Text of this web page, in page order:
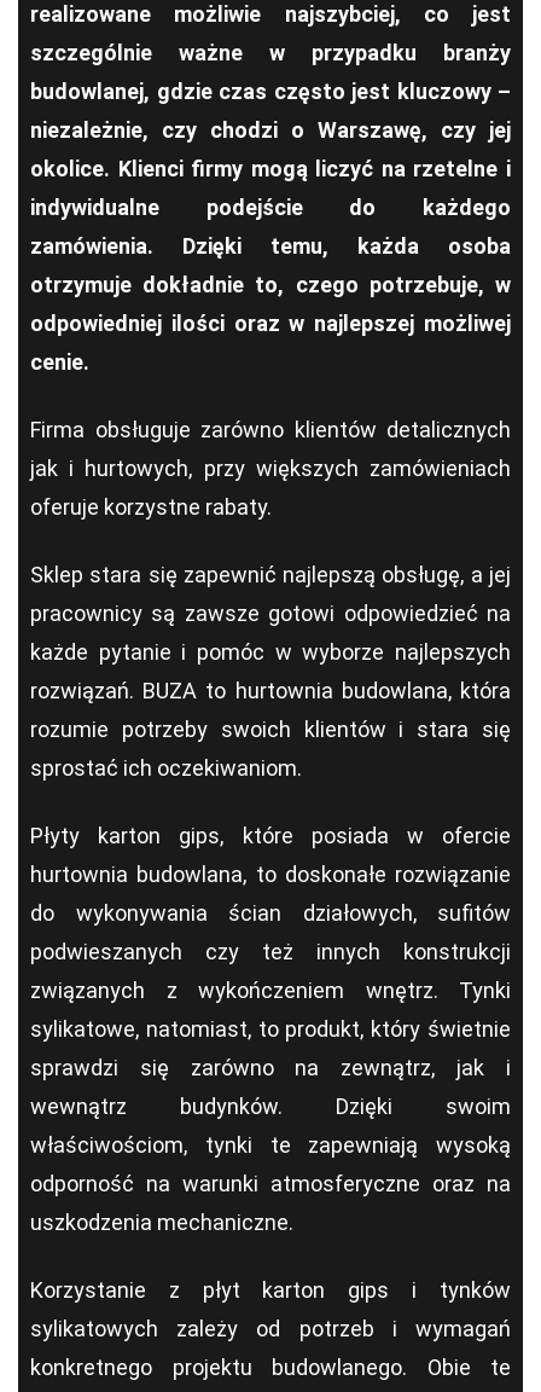
realizowane możliwie najszybciej, co jest
szczególnie ważne w przypadku branży
budowlanej, gdzie czas często jest kluczowy –
niezależnie, czy chodzi o Warszawę, czy jej
okolice. Klienci firmy mogą liczyć na rzetelne i
indywidualne podejście do każdego
zamówienia. Dzięki temu, każda osoba
otrzymuje dokładnie to, czego potrzebuje, w
odpowiedniej ilości oraz w najlepszej możliwej
cenie.
Firma obsługuje zarówno klientów detalicznych
jak i hurtowych, przy większych zamówieniach
oferuje korzystne rabaty.
Sklep stara się zapewnić najlepszą obsługę, a jej
pracownicy są zawsze gotowi odpowiedzieć na
każde pytanie i pomóc w wyborze najlepszych
rozwiązań. BUZA to hurtownia budowlana, która
rozumie potrzeby swoich klientów i stara się
sprostać ich oczekiwaniom.
Płyty karton gips, które posiada w ofercie
hurtownia budowlana, to doskonałe rozwiązanie
do wykonywania ścian działowych, sufitów
podwieszanych czy też innych konstrukcji
związanych z wykończeniem wnętrz. Tynki
sylikatowe, natomiast, to produkt, który świetnie
sprawdzi się zarówno na zewnątrz, jak i
wewnątrz budynków. Dzięki swoim
właściwościom, tynki te zapewniają wysoką
odporność na warunki atmosferyczne oraz na
uszkodzenia mechaniczne.
Korzystanie z płyt karton gips i tynków
sylikatowych zależy od potrzeb i wymagań
konkretnego projektu budowlanego. Obie te